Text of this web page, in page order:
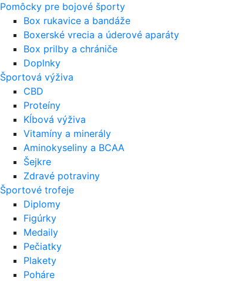
Pomôcky pre bojové športy
Box rukavice a bandáže
Boxerské vrecia a úderové aparáty
Box prilby a chrániče
Doplnky
Športová výživa
CBD
Proteíny
Kĺbová výživa
Vitamíny a minerály
Aminokyseliny a BCAA
Šejkre
Zdravé potraviny
Športové trofeje
Diplomy
Figúrky
Medaily
Pečiatky
Plakety
Poháre